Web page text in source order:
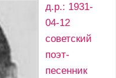
д.р.: 1931-
04-12
советский
поэт-
песенник